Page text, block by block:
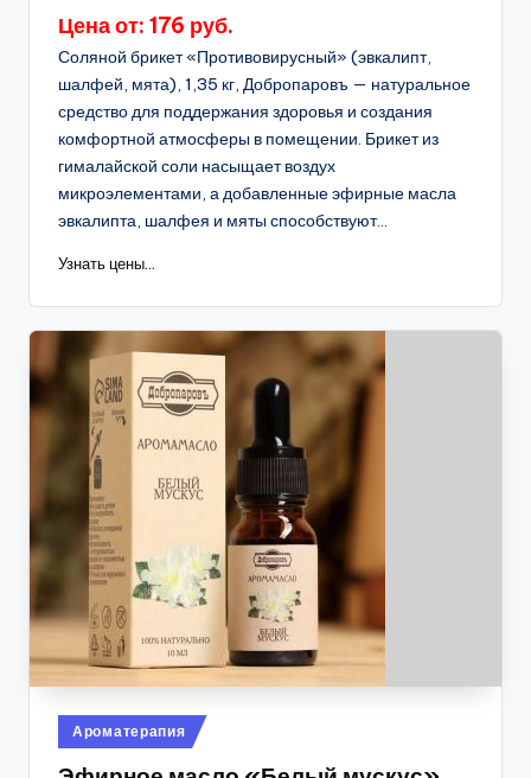
Цена от: 176 руб.
Соляной брикет «Противовирусный» (эвкалипт,
шалфей, мята), 1,35 кг, Добропаровъ — натуральное
средство для поддержания здоровья и создания
комфортной атмосферы в помещении. Брикет из
гималайской соли насыщает воздух
микроэлементами, а добавленные эфирные масла
эвкалипта, шалфея и мяты способствуют...
Узнать цены...
Опубликовано
в
Ароматерапия